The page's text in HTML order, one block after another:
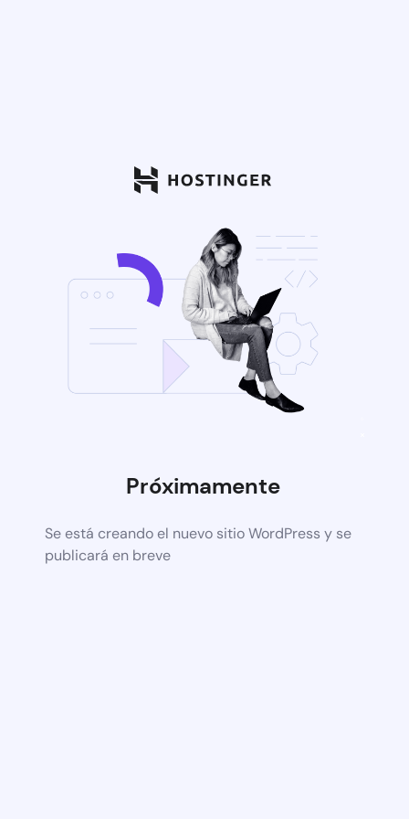
Próximamente
Se está creando el nuevo sitio WordPress y se
publicará en breve